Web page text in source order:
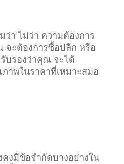
า ไม่ว่า ความต้องการ
จะต้องการซื้อปลีก หรือ
บรองว่าคุณ จะได้
าพในราคาที่เหมาะสมอ
งมีข้อจำกัดบางอย่างใน